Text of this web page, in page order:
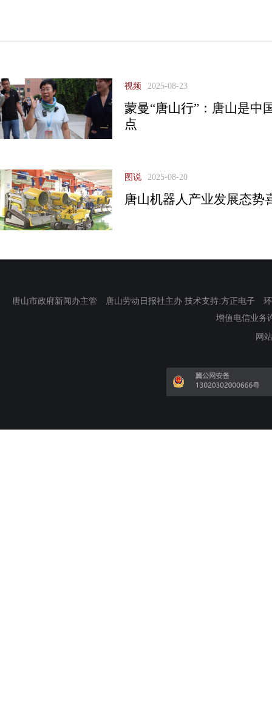
视频 2025-08-23
蒙曼“唐山行”：唐山是中
点
图说 2025-08-20
唐山机器人产业发展态势
唐山市政府新闻办主管 唐山劳动日报社主办 技术支持:方正电子
增值电信业务
网